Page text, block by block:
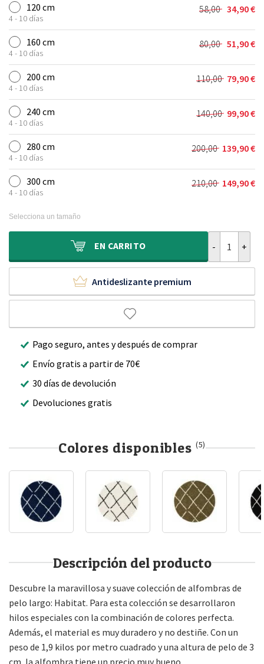
120 cm
4 - 10 días
58,00
El
precio
original
era:
58,00 €.
34,90€
El
precio
actual
es:
34,90 €.
160 cm
4 - 10 días
80,00
El
precio
original
era:
80,00 €.
51,90€
El
precio
actual
es:
51,90 €.
200 cm
4 - 10 días
110,00
El
precio
original
era:
110,00 €.
79,90€
El
precio
actual
es:
79,90 €.
240 cm
4 - 10 días
140,00
El
precio
original
era:
140,00 €.
99,90€
El
precio
actual
es:
99,90 €.
280 cm
4 - 10 días
200,00
El
precio
original
era:
139,90€
El
precio
actual
es:
300 cm
4 - 10 días
210,00
El
210,00 €.
149,90€
El
149,90 €.
Selecciona un tamaño
EN CARRITO
Antideslizante premium
Pago seguro, antes y después de comprar
Envío gratis a partir de 70€
30 días de devolución
Devoluciones gratis
Colores disponibles (5)
Descripción del producto
Descubre la maravillosa y suave colección de alfombras de
pelo largo: Habitat. Para esta colección se desarrollaron
hilos especiales con la combinación de colores perfecta.
Además, el material es muy duradero y no destiñe. Con un
peso de 1,9 kilos por metro cuadrado y una altura de pelo de 3
cm, la alfombra tiene un precio muy bueno.